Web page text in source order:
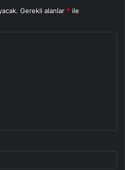
Gerekli alanlar * ile